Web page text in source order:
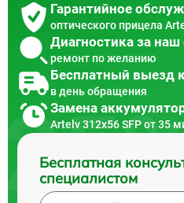
Гарантийное
оптического прицела
Диагностика за наш
ремонт по желанию
Бесплатный выезд
в день обращения
Замена
Artelv 312x56 SFP от 35
Бесплатная
специалистом